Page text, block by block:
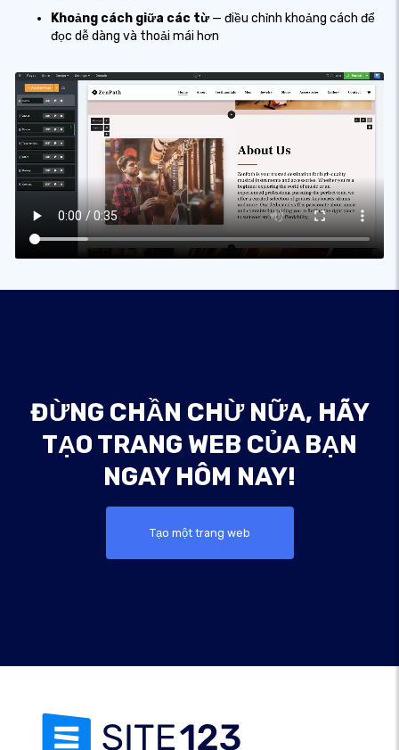
Khoảng cách giữa các từ — điều chỉnh khoảng cách để
đọc dễ dàng và thoải mái hơn
ĐỪNG CHẦN CHỪ NỮA, HÃY
TẠO TRANG WEB CỦA BẠN
NGAY HÔM NAY!
Tạo một trang web